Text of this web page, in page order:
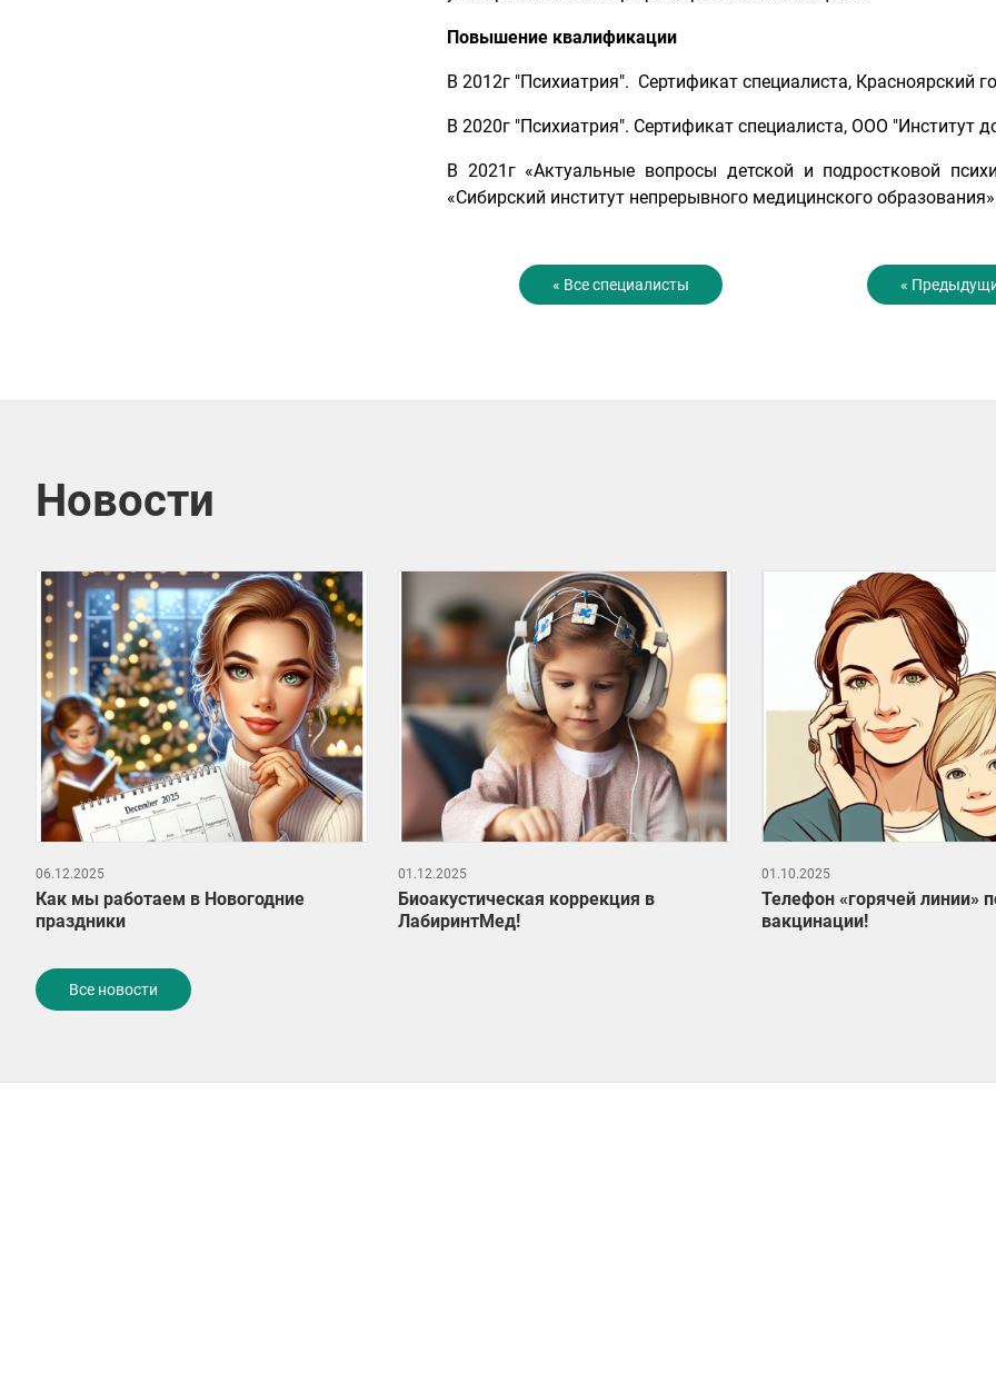
Повышение квалификации
В 2012г "Психиатрия". Сертификат специалиста, Красноярский
В 2020г "Психиатрия". Сертификат специалиста, ООО "Институт
В 2021г «Актуальные вопросы детской и подростковой
«Сибирский институт непрерывного медицинского
« Все специалисты «
Новости
06.12.2025
Как мы работаем в Новогодние
праздники
01.12.2025
Биоакустическая коррекция в
ЛабиринтМед!
01.10.2025
Телефон «горячей линии»
вакцинации!
Все новости